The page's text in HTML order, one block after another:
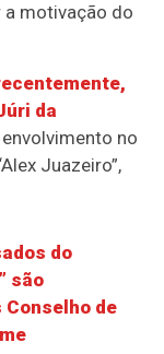
a motivação do
da
no
Juazeiro”,
do
são
de